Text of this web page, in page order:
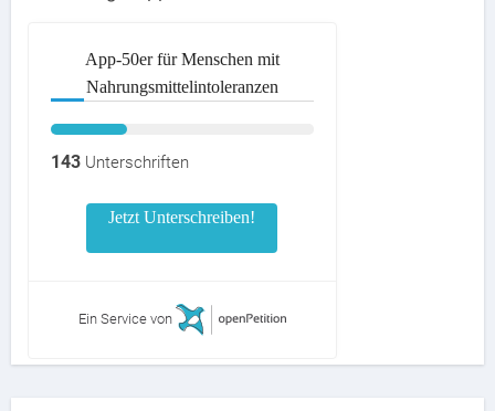
App-50er für Menschen mit
Nahrungsmittelintoleranzen
143Unterschriften
Jetzt Unterschreiben!
Ein Service von